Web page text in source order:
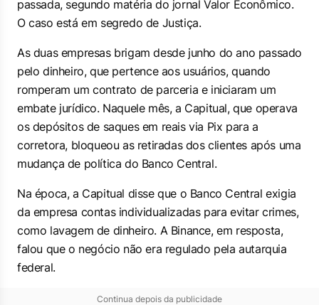
passada, segundo matéria do jornal Valor Econômico.
O caso está em segredo de Justiça.
As duas empresas brigam desde junho do ano passado
pelo dinheiro, que pertence aos usuários, quando
romperam um contrato de parceria e iniciaram um
embate jurídico. Naquele mês, a Capitual, que operava
os depósitos de saques em reais via Pix para a
corretora, bloqueou as retiradas dos clientes após uma
mudança de política do Banco Central.
Na época, a Capitual disse que o Banco Central exigia
da empresa contas individualizadas para evitar crimes,
como lavagem de dinheiro. A Binance, em resposta,
falou que o negócio não era regulado pela autarquia
federal.
Continua depois da publicidade